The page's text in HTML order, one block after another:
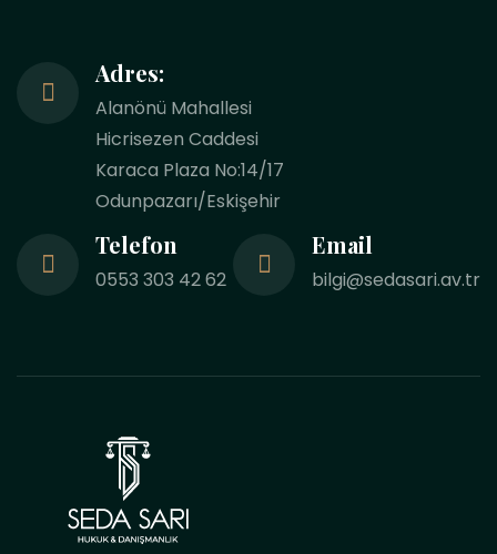
Adres:
Alanönü Mahallesi
Hicrisezen Caddesi
Karaca Plaza No:14/17
Odunpazarı/Eskişehir
Telefon
0553 303 42 62
Email
bilgi@sedasari.av.tr